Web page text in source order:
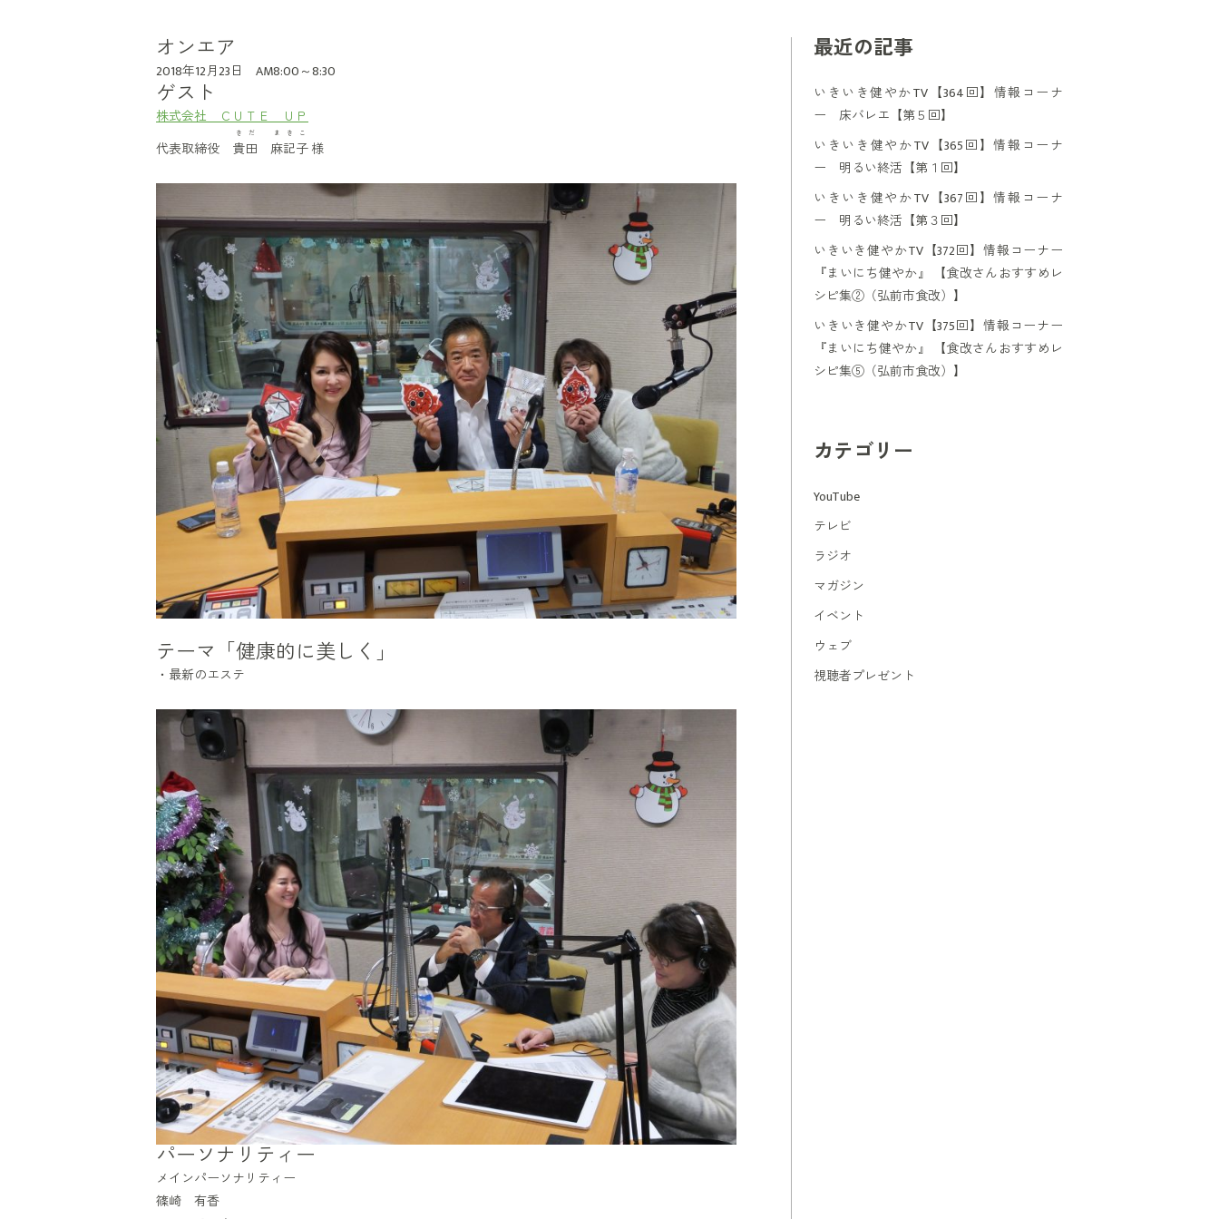
オンエア
2018年12月23日 AM8:00～8:30
ゲスト
株式会社 ＣＵＴＥ ＵＰ
代表取締役 貴田 麻記子
きだ まきこ
様
テーマ「健康的に美しく」
・最新のエステ
パーソナリティー
メインパーソナリティー
篠崎 有香
最近の記事
いきいき健やかTV【364回】情報コーナ
ー 床バレエ【第５回】
いきいき健やかTV【365回】情報コーナ
ー 明るい終活【第１回】
いきいき健やかTV【367回】情報コーナ
ー 明るい終活【第３回】
いきいき健やかTV【372回】情報コーナー
『まいにち健やか』 【食改さんおすすめレ
シピ集②（弘前市食改）】
いきいき健やかTV【375回】情報コーナー
『まいにち健やか』 【食改さんおすすめレ
シピ集⑤（弘前市食改）】
カテゴリー
YouTube
テレビ
ラジオ
マガジン
イベント
ウェブ
視聴者プレゼント